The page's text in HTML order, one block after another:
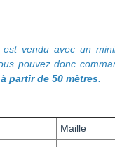
est vendu avec un
pouvez donc
à partir de 50 mètres
Maille